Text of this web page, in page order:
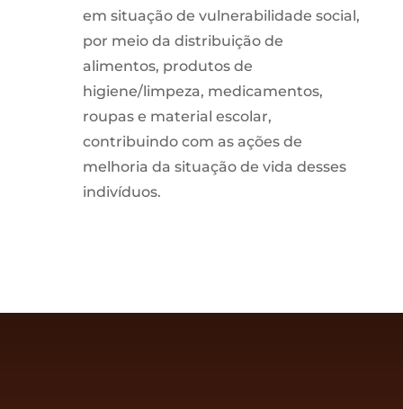
em situação de vulnerabilidade social,
por meio da distribuição de
alimentos, produtos de
higiene/limpeza, medicamentos,
roupas e material escolar,
contribuindo com as ações de
melhoria da situação de vida desses
indivíduos.